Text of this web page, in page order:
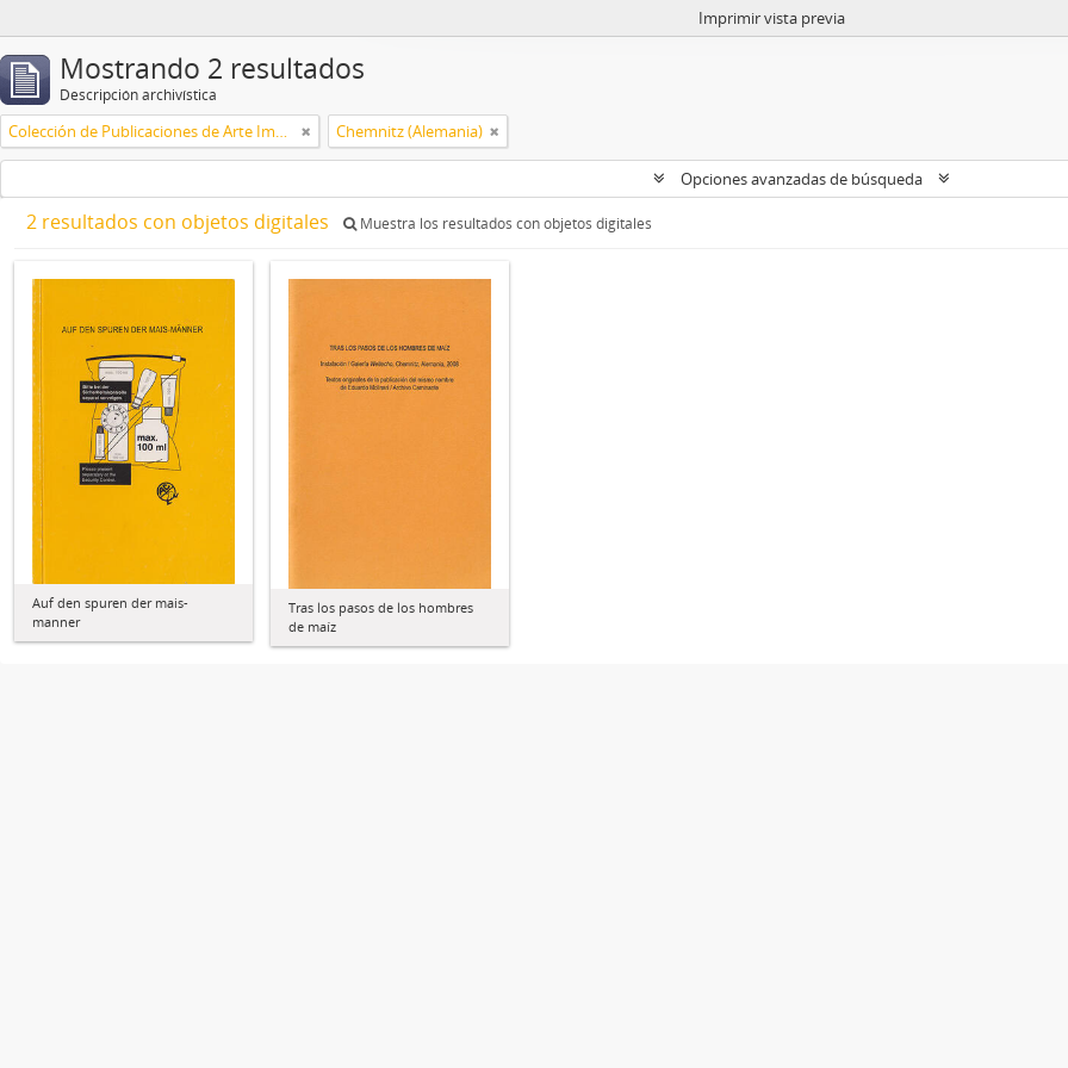
Imprimir vista previa
Mostrando 2 resultados
Descripción archivística
Colección de Publicaciones de Arte Impreso Chemnitz (Alemania)
Opciones avanzadas de búsqueda
2 resultados con objetos digitales Muestra los resultados con objetos digitales
Auf den spuren der mais-
manner
Tras los pasos de los hombres
de maíz